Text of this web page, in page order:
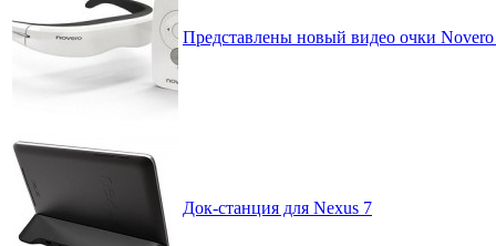
Представлены новый видео очки
Док-станция для Nexus 7